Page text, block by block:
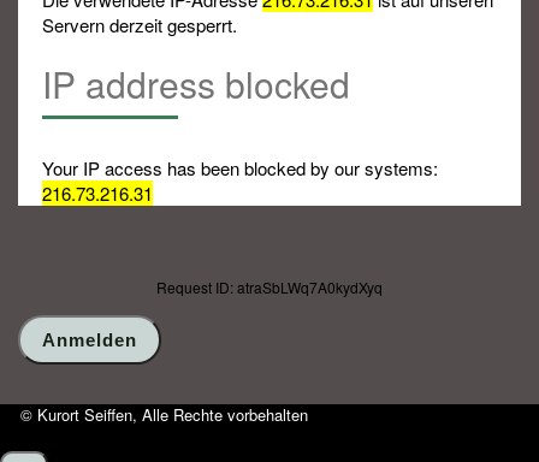
Servern derzeit gesperrt.
IP address blocked
Your IP access has been blocked by our systems:
216.73.216.31
Request ID: atraSbLWq7A0kydXyq
© Kurort Seiffen, Alle Rechte vorbehalten